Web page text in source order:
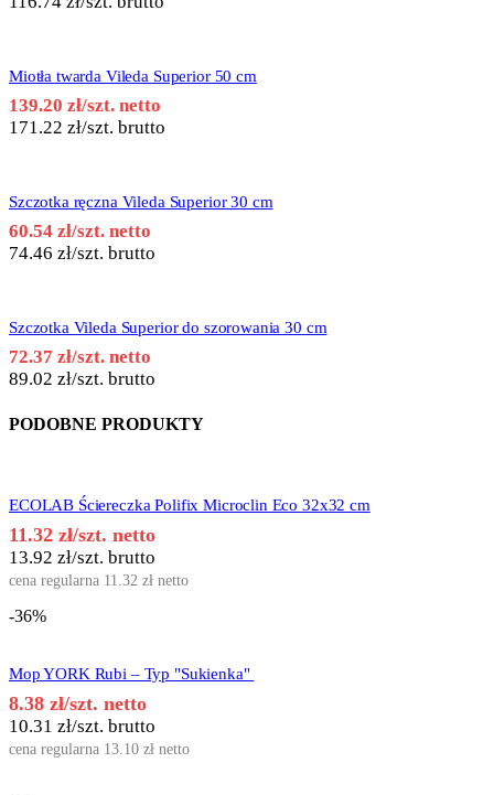
Miotła twarda Vileda Superior 50 cm
139.20 zł/szt. netto
171.22 zł/szt. brutto
Szczotka ręczna Vileda Superior 30 cm
60.54 zł/szt. netto
74.46 zł/szt. brutto
Szczotka Vileda Superior do szorowania 30 cm
72.37 zł/szt. netto
89.02 zł/szt. brutto
PODOBNE PRODUKTY
ECOLAB Ściereczka Polifix Microclin Eco 32x32 cm
11.32 zł/szt. netto
13.92 zł/szt. brutto
cena regularna 11.32 zł netto
-36%
Mop YORK Rubi – Typ "Sukienka"
8.38 zł/szt. netto
10.31 zł/szt. brutto
cena regularna 13.10 zł netto